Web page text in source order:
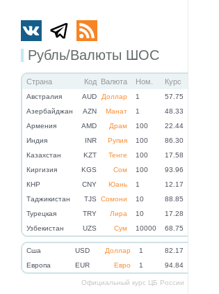
Рубль/Валюты ШОС
Страна Код Валюта Ном. Курс
Австралия AUD Доллар 1
57.75
Азербайджан
AZN Манат 1
48.33
Армения
AMD Драм 100
22.44
Индия
INR Рупия 100
86.30
Казахстан
KZT Тенге 100
17.58
Киргизия
KGS Сом 100
93.96
КНР
CNY Юань 1
12.17
Таджикистан
TJS Сомони 10
88.85
Турецкая
TRY Лира 10
17.28
Узбекистан
UZS Сум 10000 68.75
Cша USD Доллар 1
82.17
Eвропа
EUR Евро 1 94.84
Официальный курс ЦБ России